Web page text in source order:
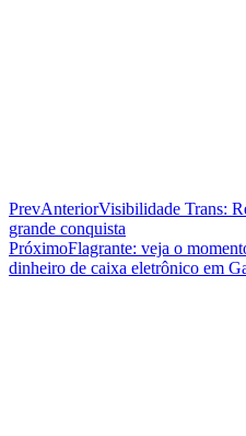
PrevAnteriorVisibilidade Trans:
grande conquista
PróximoFlagrante: veja o
dinheiro de caixa eletrônico em